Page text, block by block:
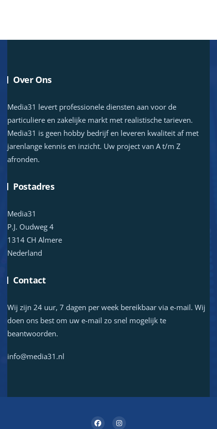
Over Ons
Media31 levert professionele diensten aan voor de
particuliere en zakelijke markt met realistische tarieven.
Media31 is geen hobby bedrijf en leveren kwaliteit af met
jarenlange kennis en inzicht. Uw project van A t/m Z
afronden.
Postadres
Media31
P.J. Oudweg 4
1314 CH Almere
Nederland
Contact
Wij zijn 24 uur, 7 dagen per week bereikbaar via e-mail. Wij
doen ons best om uw e-mail zo snel mogelijk te
beantwoorden.
info@media31.nl